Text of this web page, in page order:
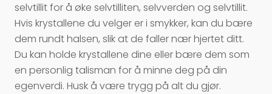
selvtillit for å øke selvtilliten, selvverden og selvtillit.
Hvis krystallene du velger er i smykker, kan du bære
dem rundt halsen, slik at de faller nær hjertet ditt.
Du kan holde krystallene dine eller bære dem som
en personlig talisman for å minne deg på din
egenverdi. Husk å være trygg på alt du gjør.